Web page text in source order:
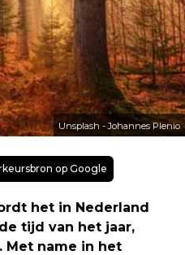
Unsplash - Johannes Plenio
op Google
het in Nederland
tijd van het jaar,
Met name in het